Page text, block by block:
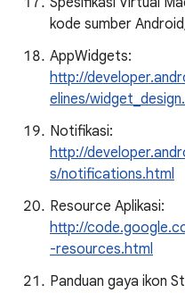
kode sumber
AppWidgets:
http://
elines/
Notifikasi:
http://
s/notifications.html
Resource Aplikasi:
http://
-resources.html
Panduan gaya ikon